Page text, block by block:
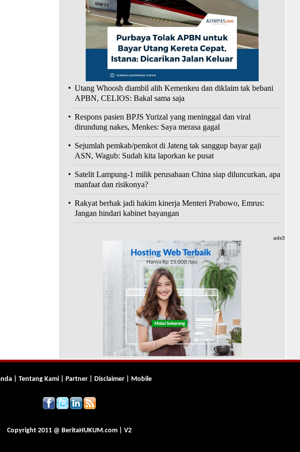
• Utang Whoosh diambil alih Kemenkeu dan diklaim tak bebani
APBN, CELIOS: Bakal sama saja
• Respons pasien BPJS Yurizal yang meninggal dan viral
dirundung nakes, Menkes: Saya merasa gagal
• Sejumlah pemkab/pemkot di Jateng tak sanggup bayar gaji
ASN, Wagub: Sudah kita laporkan ke pusat
• Satelit Lampung-1 milik perusahaan China siap diluncurkan, apa
manfaat dan risikonya?
• Rakyat berhak jadi hakim kinerja Menteri Prabowo, Emrus:
Jangan hindari kabinet bayangan
ads3
| Tentang Kami Partner| Disclaimer| Mobile
Copyright 2011 @ BeritaHUKUM.com| V2